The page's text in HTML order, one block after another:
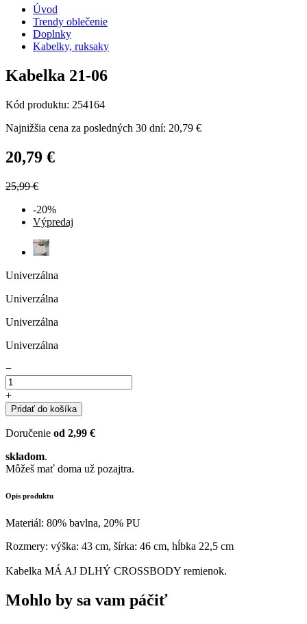
Úvod
Trendy oblečenie
Doplnky
Kabelky, ruksaky
Kabelka 21-06
Kód produktu: 254164
Najnižšia cena za posledných 30 dní: 20,79 €
20,79 €
25,99 €
-20%
Výpredaj
Univerzálna
Univerzálna
Univerzálna
Univerzálna
−
+
Pridať do košíka
Doručenie od 2,99 €
skladom.
Môžeš mať doma už pozajtra.
Opis produktu
Materiál: 80% bavlna, 20% PU
Rozmery: výška: 43 cm, šírka: 46 cm, hĺbka 22,5 cm
Kabelka MÁ AJ DLHÝ CROSSBODY remienok.
Mohlo by sa vam páčiť